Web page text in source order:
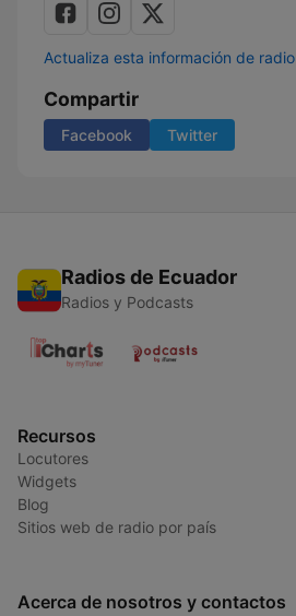
Actualiza esta información de radio
Compartir
Facebook Twitter
Radios de Ecuador
Radios y Podcasts
Recursos
Locutores
Widgets
Blog
Sitios web de radio por país
Acerca de nosotros y contactos